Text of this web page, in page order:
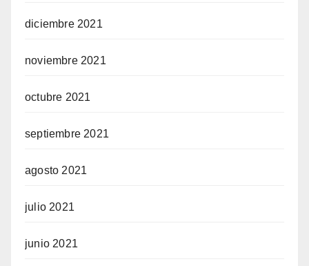
diciembre 2021
noviembre 2021
octubre 2021
septiembre 2021
agosto 2021
julio 2021
junio 2021